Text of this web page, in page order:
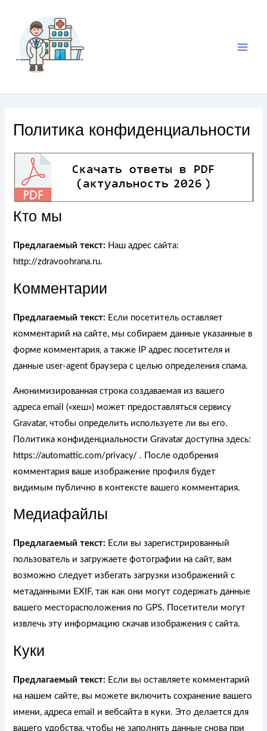
Политика конфиденциальности
Кто мы
Предлагаемый текст: Наш адрес сайта:
http://zdravoohrana.ru.
Комментарии
Предлагаемый текст: Если посетитель оставляет
комментарий на сайте, мы собираем данные указанные в
форме комментария, а также IP адрес посетителя и
данные user-agent браузера с целью определения спама.
Анонимизированная строка создаваемая из вашего
адреса email («хеш») может предоставляться сервису
Gravatar, чтобы определить используете ли вы его.
Политика конфиденциальности Gravatar доступна здесь:
https://automattic.com/privacy/ . После одобрения
комментария ваше изображение профиля будет
видимым публично в контексте вашего комментария.
Медиафайлы
Предлагаемый текст: Если вы зарегистрированный
пользователь и загружаете фотографии на сайт, вам
возможно следует избегать загрузки изображений с
метаданными EXIF, так как они могут содержать данные
вашего месторасположения по GPS. Посетители могут
извлечь эту информацию скачав изображения с сайта.
Куки
Предлагаемый текст: Если вы оставляете комментарий
на нашем сайте, вы можете включить сохранение вашего
имени, адреса email и вебсайта в куки. Это делается для
вашего удобства, чтобы не заполнять данные снова при